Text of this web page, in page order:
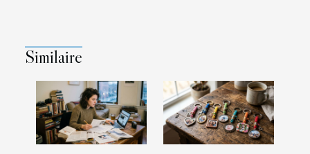
Similaire